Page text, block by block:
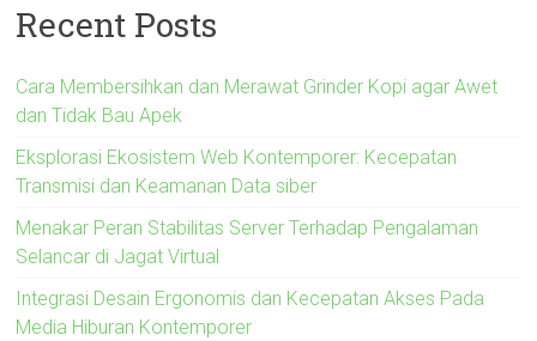
Recent Posts
Cara Membersihkan dan Merawat Grinder Kopi agar Awet
dan Tidak Bau Apek
Eksplorasi Ekosistem Web Kontemporer: Kecepatan
Transmisi dan Keamanan Data siber
Menakar Peran Stabilitas Server Terhadap Pengalaman
Selancar di Jagat Virtual
Integrasi Desain Ergonomis dan Kecepatan Akses Pada
Media Hiburan Kontemporer